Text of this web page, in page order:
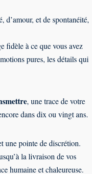
d’amour, et de spontanéité,
fidèle à ce que vous avez
pures, les détails qui
, une trace de votre
dans dix ou vingt ans.
une pointe de discrétion.
la livraison de vos
humaine et chaleureuse.